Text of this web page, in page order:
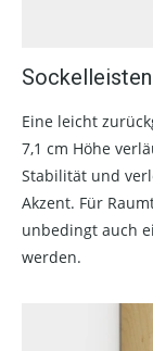
Sockelleisten
Eine leicht
7,1 cm Höhe
Stabilität und
Akzent. Für
unbedingt auch
werden.